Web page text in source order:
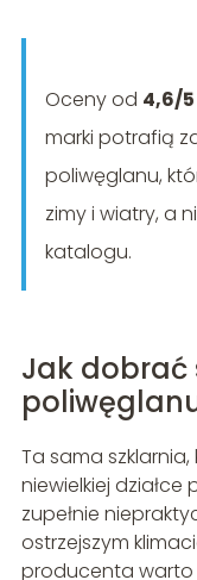
Oceny od 4,6/
marki potrafią
poliwęglanu,
zimy i wiatry, a
katalogu.
Jak dobrać
Ta sama
niewielkiej
zupełnie
ostrzejszym
producenta warto